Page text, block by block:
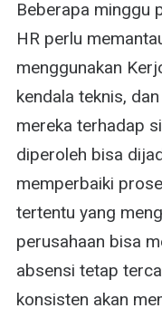
Beberapa minggu
HR perlu
menggunakan
kendala teknis,
mereka terhadap
diperoleh bisa
memperbaiki
tertentu yang
perusahaan bisa
absensi tetap
konsisten akan